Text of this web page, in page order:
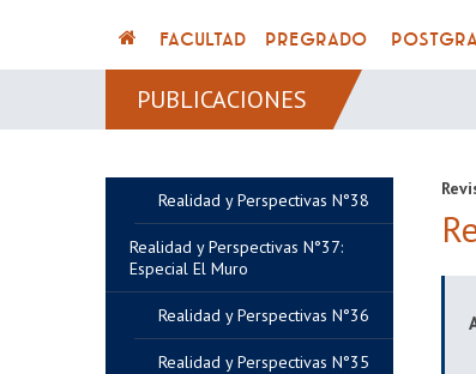
FACULTAD PREGRADO
PUBLICACIONES
Realidad y Perspectivas N°35
Realidad y Perspectivas N°36
Realidad y Perspectivas N°37:
Especial El Muro
Realidad y Perspectivas N°38